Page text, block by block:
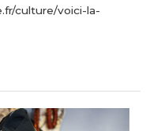
culture/voici-la-